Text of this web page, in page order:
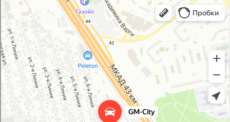
GM-City&VAG-Repair
Автосервис, автотехцентр в Москве
Магазин автозапчастей и автотоваров в Москве